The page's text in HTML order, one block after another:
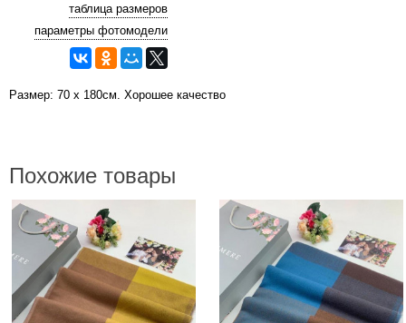
таблица размеров
параметры фотомодели
Размер: 70 х 180см. Хорошее качество
Похожие товары